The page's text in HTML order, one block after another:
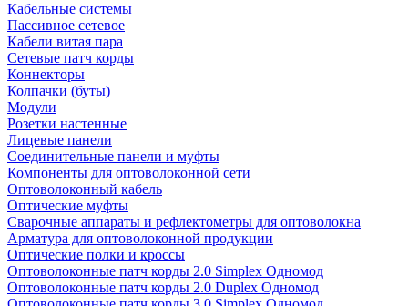
Кабельные системы
Пассивное сетевое
Кабели витая пара
Сетевые патч корды
Коннекторы
Колпачки (буты)
Модули
Розетки настенные
Лицевые панели
Соединительные панели и муфты
Компоненты для оптоволоконной сети
Оптоволоконный кабель
Оптические муфты
Сварочные аппараты и рефлектометры для оптоволокна
Арматура для оптоволоконной продукции
Оптические полки и кроссы
Оптоволоконные патч корды 2.0 Simplex Одномод
Оптоволоконные патч корды 2.0 Duplex Одномод